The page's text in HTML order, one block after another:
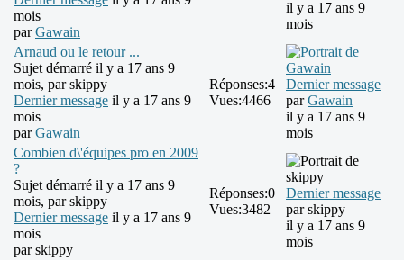
mois
parGawain
il y a 17 ans 9
mois
Arnaud ou le retour ...
Sujet démarré il y a 17 ans 9
mois, parskippy
Dernier message il y a 17 ans 9
mois
parGawain
Réponses:4
Vues:4466
Dernier message
parGawain
il y a 17 ans 9
mois
Combien d\'équipes pro en 2009
?
Sujet démarré il y a 17 ans 9
mois, parskippy
Dernier message il y a 17 ans 9
mois
parskippy
Réponses:0
Vues:3482
Dernier message
parskippy
il y a 17 ans 9
mois